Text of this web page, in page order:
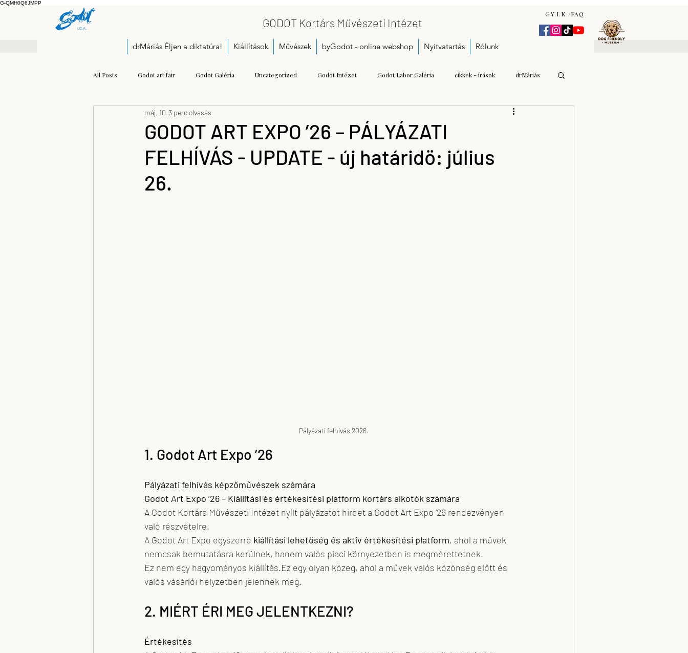
G-QMH0Q6JMPP
GODOT Kortárs Művészeti Intézet
GY.I.K./FAQ
drMáriás Éljen a diktatúra! Kiállítások Művészek byGodot - online webshop Nyitvatartás Rólunk
All Posts Godot art fair Godot Galéria Uncategorized Godot Intézet Godot Labor Galéria cikkek - írások drMáriás
Pályázati felhívás Gulyás Andrea Katalin
Kis Prumik Zoltán Call for proposals Gáspár Annamária Getting Started Hermann Zsófia
GODOT ART EXPO ’26 – PÁLYÁZATI
FELHÍVÁS - UPDATE - új határidö: július
26.
máj. 10.3 perc olvasás
Pályázati felhívás 2026.
1. Godot Art Expo ’26
Pályázati felhívás képzőművészek számára
Godot Art Expo ’26 – Kiállítási és értékesítési platform kortárs alkotók számára
A Godot Kortárs Művészeti Intézet nyílt pályázatot hirdet a Godot Art Expo ’26 rendezvényen
való részvételre.
A Godot Art Expo egyszerre kiállítási lehetőség és aktív értékesítési platform, ahol a művek
nemcsak bemutatásra kerülnek, hanem valós piaci környezetben is megmérettetnek.
Ez nem egy hagyományos kiállítás.Ez egy olyan közeg, ahol a művek valós közönség előtt és
valós vásárlói helyzetben jelennek meg.
2. MIÉRT ÉRI MEG JELENTKEZNI?
Értékesítés